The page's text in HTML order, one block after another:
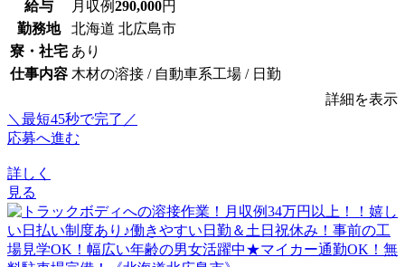
給与 月収例290,000円
勤務地
北海道 北広島市
寮・社宅 あり
仕事内容 木材の溶接 / 自動車系工場 / 日勤
詳細を表示
＼最短45秒で完了／
応募へ進む
詳しく
見る